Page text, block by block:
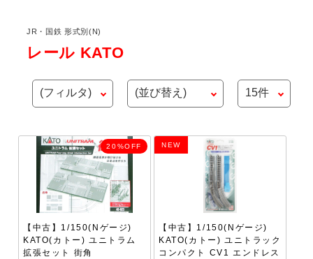
JR・国鉄 形式別(N)
レール KATO
20%OFF
【中古】1/150(Nゲージ)
KATO(カトー) ユニトラム
拡張セット 街角
NEW
【中古】1/150(Nゲージ)
KATO(カトー) ユニトラック
コンパクト CV1 エンドレス